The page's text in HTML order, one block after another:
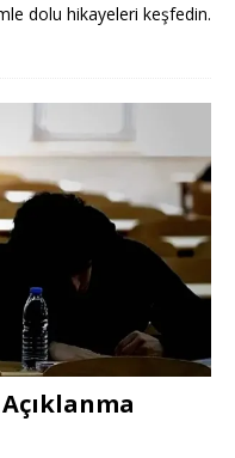
dolu hikayeleri keşfedin.
Açıklanma